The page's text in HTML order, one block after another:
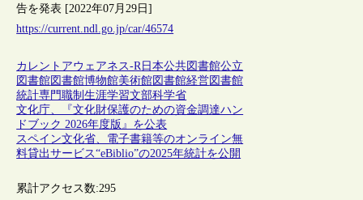
告を発表 [2022年07月29日]
https://current.ndl.go.jp/car/46574
カレントアウェアネス-R日本公共図書館公立
図書館図書館博物館美術館図書館経営図書館
統計専門職制生涯学習文部科学省
文化庁、『文化財保護のための資金調達ハン
ドブック 2026年度版』を公表
スペイン文化省、電子書籍等のオンライン無
料貸出サービス“eBiblio”の2025年統計を公開
累計アクセス数:295